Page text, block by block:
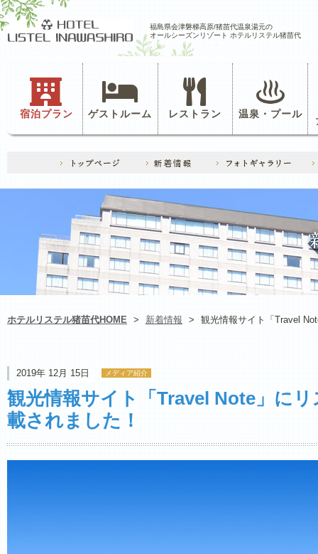
福島県会津磐梯高原/猪苗代温泉湯元の
オールシーズンリゾート ホテルリステル猪苗代
宿泊プラン ゲストルーム レストラン 温泉・プール
ホテルリステル猪苗代HOME > 新着情報 > 観光情報サイト「Travel
2019年 12月 15日 メディア紹介
観光情報サイト「Travel Note」に
載されました！